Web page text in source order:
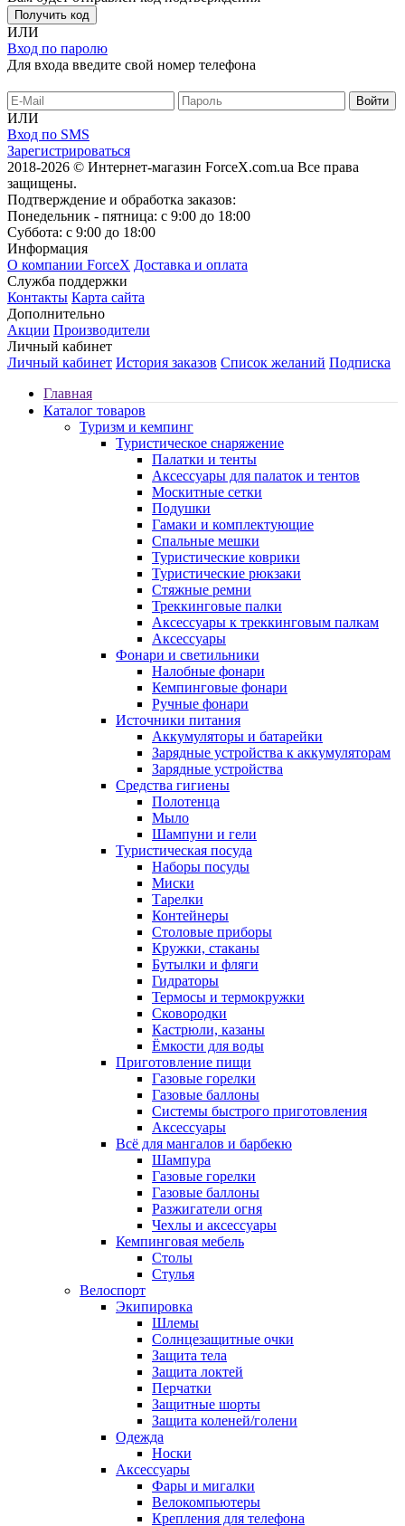
Получить код
ИЛИ
Вход по паролю
Для входа введите свой номер телефона
ИЛИ
Вход по SMS
Зарегистрироваться
2018-2026 © Интернет-магазин ForceX.com.ua Все права
защищены.
Подтверждение и обработка заказов:
Понедельник - пятница: с 9:00 до 18:00
Суббота: с 9:00 до 18:00
Информация
О компании ForceX Доставка и оплата
Служба поддержки
Контакты Карта сайта
Дополнительно
Акции Производители
Личный кабинет
Личный кабинет История заказов Список желаний Подписка
Главная
Каталог товаров
Туризм и кемпинг
Туристическое снаряжение
Палатки и тенты
Аксессуары для палаток и тентов
Москитные сетки
Подушки
Гамаки и комплектующие
Спальные мешки
Туристические коврики
Туристические рюкзаки
Стяжные ремни
Треккинговые палки
Аксессуары к треккинговым палкам
Аксессуары
Фонари и светильники
Налобные фонари
Кемпинговые фонари
Ручные фонари
Источники питания
Аккумуляторы и батарейки
Зарядные устройства к аккумуляторам
Зарядные устройства
Средства гигиены
Полотенца
Мыло
Шампуни и гели
Туристическая посуда
Наборы посуды
Миски
Тарелки
Контейнеры
Столовые приборы
Кружки, стаканы
Бутылки и фляги
Гидраторы
Термосы и термокружки
Сковородки
Кастрюли, казаны
Ёмкости для воды
Приготовление пищи
Газовые горелки
Газовые баллоны
Системы быстрого приготовления
Аксессуары
Всё для мангалов и барбекю
Шампура
Газовые горелки
Газовые баллоны
Разжигатели огня
Чехлы и аксессуары
Кемпинговая мебель
Столы
Стулья
Велоспорт
Экипировка
Шлемы
Солнцезащитные очки
Защита тела
Защита локтей
Перчатки
Защитные шорты
Защита коленей/голени
Одежда
Носки
Аксессуары
Фары и мигалки
Велокомпьютеры
Крепления для телефона